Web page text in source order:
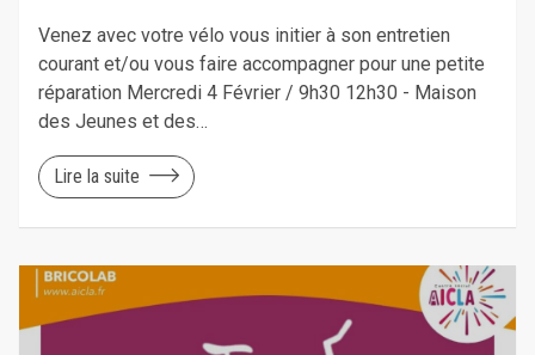
Venez avec votre vélo vous initier à son entretien
courant et/ou vous faire accompagner pour une petite
réparation Mercredi 4 Février / 9h30 12h30 - Maison
des Jeunes et des…
Lire la suite